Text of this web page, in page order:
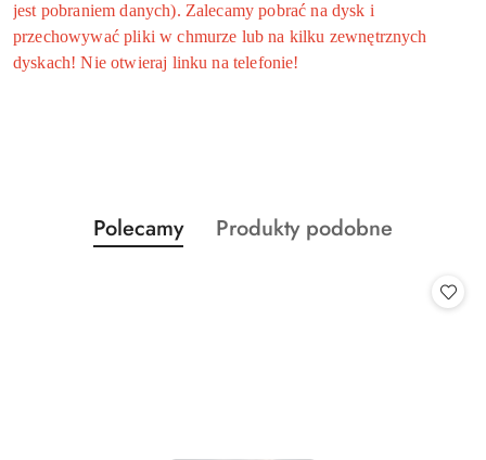
jest pobraniem danych). Zalecamy pobrać na dysk i
przechowywać pliki w chmurze lub na kilku zewnętrznych
dyskach! Nie otwieraj linku na telefonie!
Pomiń karuzelę produktów
Produkty
o
Polecamy
Produkty
Produkty podobne